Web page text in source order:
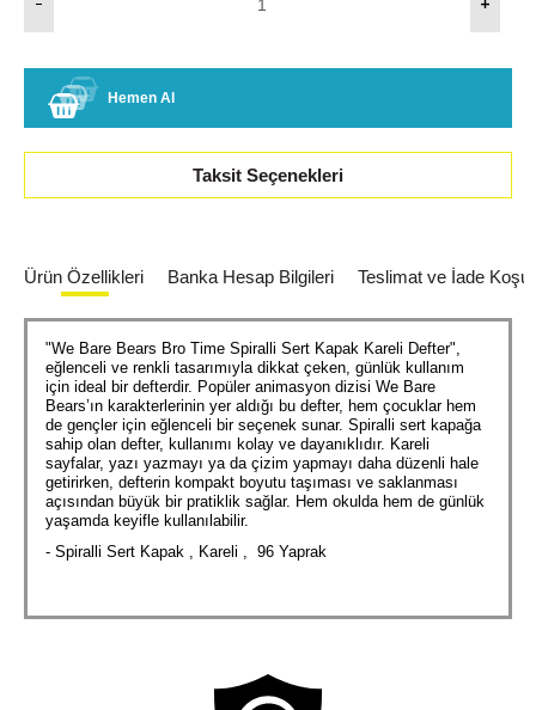
Hemen Al
Taksit Seçenekleri
Ürün Özellikleri Banka Hesap Bilgileri Teslimat ve İade
"We Bare Bears Bro Time Spiralli Sert Kapak Kareli Defter",
eğlenceli ve renkli tasarımıyla dikkat çeken, günlük kullanım
için ideal bir defterdir. Popüler animasyon dizisi We Bare
Bears’ın karakterlerinin yer aldığı bu defter, hem çocuklar hem
de gençler için eğlenceli bir seçenek sunar. Spiralli sert kapağa
sahip olan defter, kullanımı kolay ve dayanıklıdır. Kareli
sayfalar, yazı yazmayı ya da çizim yapmayı daha düzenli hale
getirirken, defterin kompakt boyutu taşıması ve saklanması
açısından büyük bir pratiklik sağlar. Hem okulda hem de günlük
yaşamda keyifle kullanılabilir.
- Spiralli Sert Kapak , Kareli , 96 Yaprak